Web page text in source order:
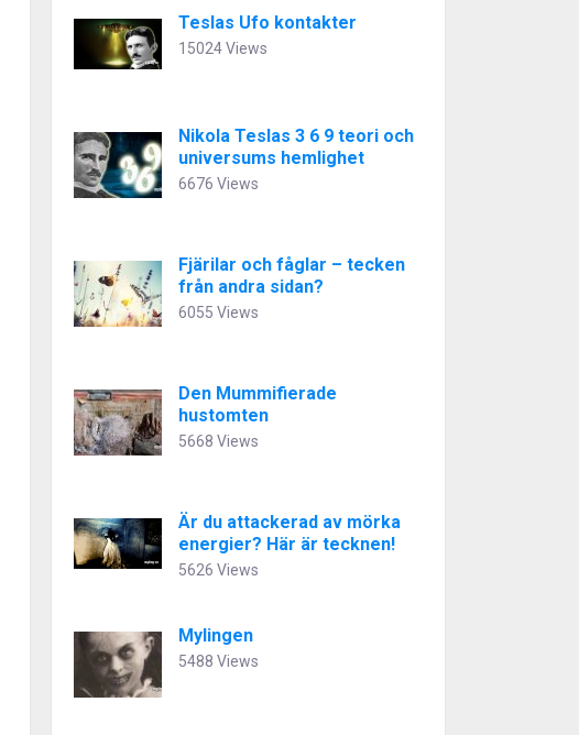
Teslas Ufo kontakter
15024 Views
Nikola Teslas 3 6 9 teori och
universums hemlighet
6676 Views
Fjärilar och fåglar – tecken
från andra sidan?
6055 Views
Den Mummifierade
hustomten
5668 Views
Är du attackerad av mörka
energier? Här är tecknen!
5626 Views
Mylingen
5488 Views